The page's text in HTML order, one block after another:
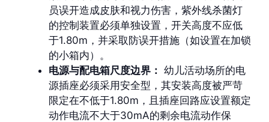
员误开造成皮肤和视力伤害，紫外线杀菌灯
的控制装置必须单独设置，开关高度不应低
于1.80m，并采取防误开措施（如设置在加锁
的小箱内）。
电源与配电箱尺度边界： 幼儿活动场所的电
源插座必须采用安全型，其安装高度被严苛
限定在不低于1.80m，且插座回路应设置额定
动作电流不大于30mA的剩余电流动作保